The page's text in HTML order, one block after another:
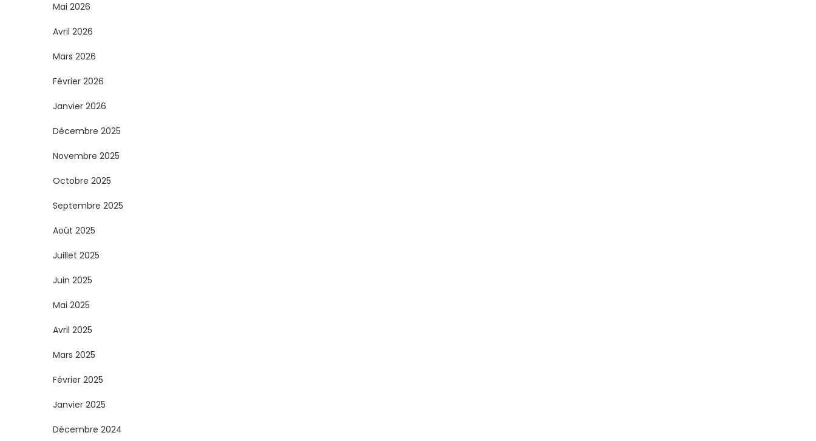
Mai 2026
Avril 2026
Mars 2026
Février 2026
Janvier 2026
Décembre 2025
Novembre 2025
Octobre 2025
Septembre 2025
Août 2025
Juillet 2025
Juin 2025
Mai 2025
Avril 2025
Mars 2025
Février 2025
Janvier 2025
Décembre 2024